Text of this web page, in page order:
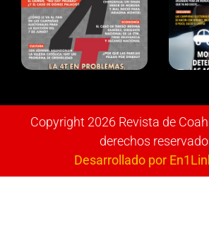
Copyright 2026 Revista de
derechos
Desarrollado por